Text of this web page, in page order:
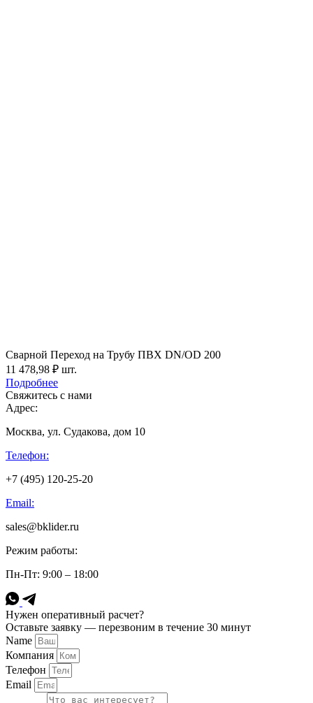
Сварной Переход на Трубу ПВХ DN/OD 200
11 478,98 ₽ шт.
Подробнее
Свяжитесь с нами
Адрес:
Москва, ул. Судакова, дом 10
Телефон:
+7 (495) 120-25-20
Email:
sales@bklider.ru
Режим работы:
Пн-Пт: 9:00 – 18:00
Нужен оперативный расчет?
Оставьте заявку — перезвоним в течение 30 минут
Name
Компания
Телефон
Email